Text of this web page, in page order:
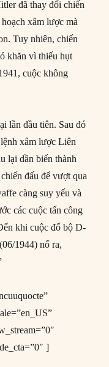
đã thay đổi chiến
xâm lược mà
Tuy nhiên, chiến
khăn vì thiếu hụt
cuộc không
lần đầu tiên. Sau đó
xâm lược Liên
lại dần biến thành
đấu để vượt qua
càng suy yếu và
các cuộc tấn công
khi cuộc đổ bộ D-
1944) nổ ra,
]